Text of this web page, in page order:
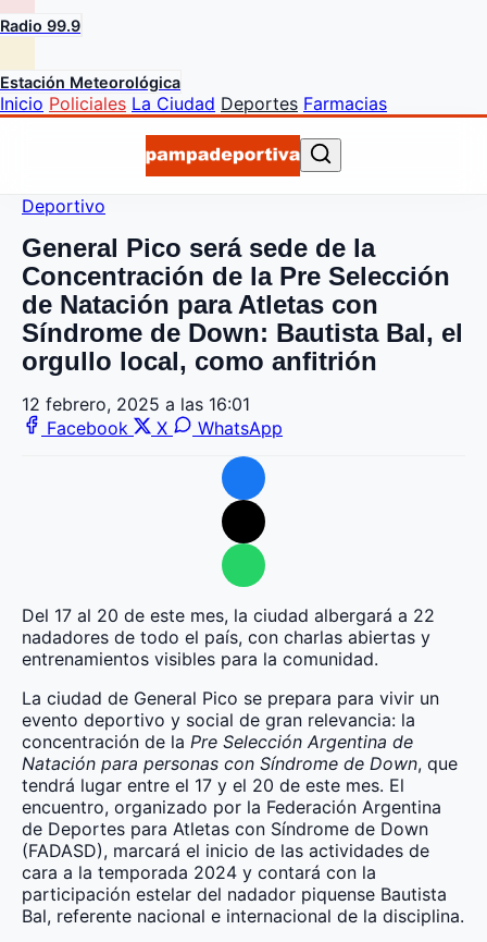
Radio 99.9
Estación Meteorológica
Inicio Policiales La Ciudad Deportes Farmacias
Deportivo
General Pico será sede de la
Concentración de la Pre Selección
de Natación para Atletas con
Síndrome de Down: Bautista Bal, el
orgullo local, como anfitrión
12 febrero, 2025 a las 16:01
Facebook
X WhatsApp
Del 17 al 20 de este mes, la ciudad albergará a 22
nadadores de todo el país, con charlas abiertas y
entrenamientos visibles para la comunidad.
La ciudad de General Pico se prepara para vivir un
evento deportivo y social de gran relevancia: la
concentración de la Pre Selección Argentina de
Natación para personas con Síndrome de Down, que
tendrá lugar entre el 17 y el 20 de este mes. El
encuentro, organizado por la Federación Argentina
de Deportes para Atletas con Síndrome de Down
(FADASD), marcará el inicio de las actividades de
cara a la temporada 2024 y contará con la
participación estelar del nadador piquense Bautista
Bal, referente nacional e internacional de la disciplina.